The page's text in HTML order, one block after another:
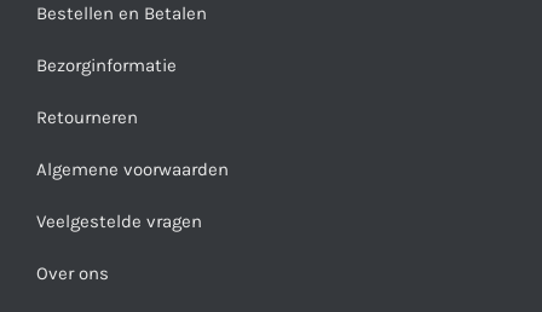
Bestellen en Betalen
Bezorginformatie
Retourneren
Algemene voorwaarden
Veelgestelde vragen
Over ons